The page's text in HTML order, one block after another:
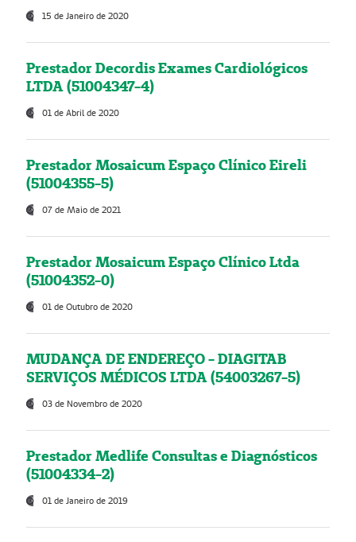
15 de Janeiro de 2020
Prestador Decordis Exames Cardiológicos
LTDA (51004347-4)
01 de Abril de 2020
Prestador Mosaicum Espaço Clínico Eireli
(51004355-5)
07 de Maio de 2021
Prestador Mosaicum Espaço Clínico Ltda
(51004352-0)
01 de Outubro de 2020
MUDANÇA DE ENDEREÇO - DIAGITAB
SERVIÇOS MÉDICOS LTDA (54003267-5)
03 de Novembro de 2020
Prestador Medlife Consultas e Diagnósticos
(51004334-2)
01 de Janeiro de 2019